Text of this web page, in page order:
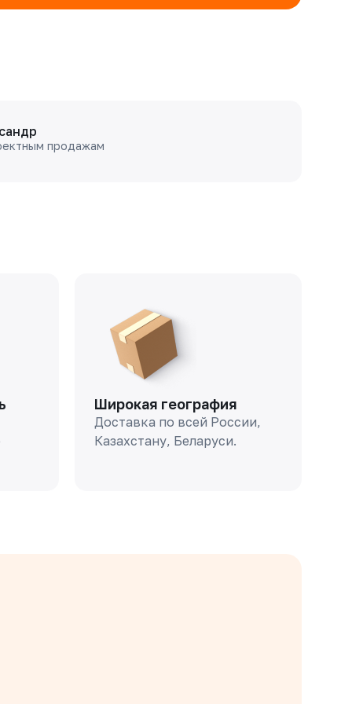
продажам
Широкая география
Доставка по всей России,
Казахстану, Беларуси.